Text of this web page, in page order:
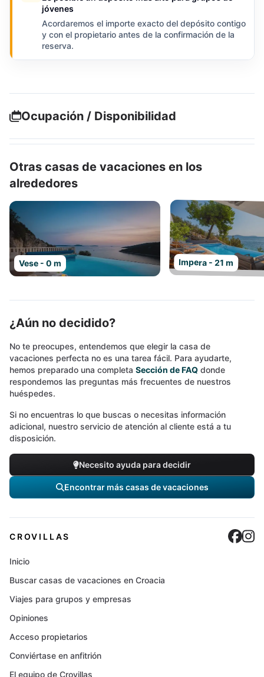
jóvenes
Acordaremos el importe exacto del depósito contigo
y con el propietario antes de la confirmación de la
reserva.
Ocupación / Disponibilidad
Otras casas de vacaciones en los
alrededores
Vese - 0 m Impera - 21 m
¿Aún no decidido?
No te preocupes, entendemos que elegir la casa de
vacaciones perfecta no es una tarea fácil. Para ayudarte,
hemos preparado una completa Sección de FAQ donde
respondemos las preguntas más frecuentes de nuestros
huéspedes.
Si no encuentras lo que buscas o necesitas información
adicional, nuestro servicio de atención al cliente está a tu
disposición.
Necesito ayuda para decidir
Encontrar más casas de vacaciones
CROVILLAS
Inicio
Buscar casas de vacaciones en Croacia
Viajes para grupos y empresas
Opiniones
Acceso propietarios
Conviértase en anfitrión
El equipo de Crovillas